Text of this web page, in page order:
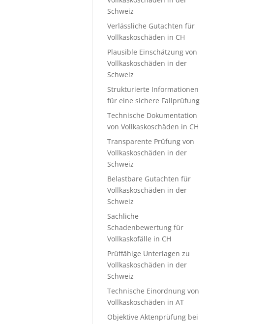
Schweiz
Verlässliche Gutachten für
Vollkaskoschäden in CH
Plausible Einschätzung von
Vollkaskoschäden in der
Schweiz
Strukturierte Informationen
für eine sichere Fallprüfung
Technische Dokumentation
von Vollkaskoschäden in CH
Transparente Prüfung von
Vollkaskoschäden in der
Schweiz
Belastbare Gutachten für
Vollkaskoschäden in der
Schweiz
Sachliche
Schadenbewertung für
Vollkaskofälle in CH
Prüffähige Unterlagen zu
Vollkaskoschäden in der
Schweiz
Technische Einordnung von
Vollkaskoschäden in AT
Objektive Aktenprüfung bei